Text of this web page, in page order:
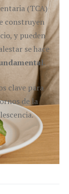
(TCA)
construyen
y pueden
se hace
.
clave para
de la